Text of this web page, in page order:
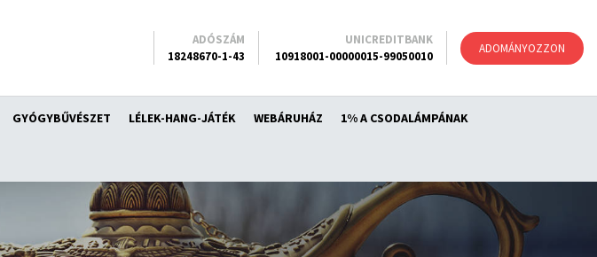
ADOMÁNYOZZON
GYÓGYBŰVÉSZET LÉLEK-HANG-JÁTÉK WEBÁRUHÁZ 1% A CSODALÁMPÁNAK
ADÓSZÁM
18248670-1-43
UNICREDITBANK
10918001-00000015-99050010